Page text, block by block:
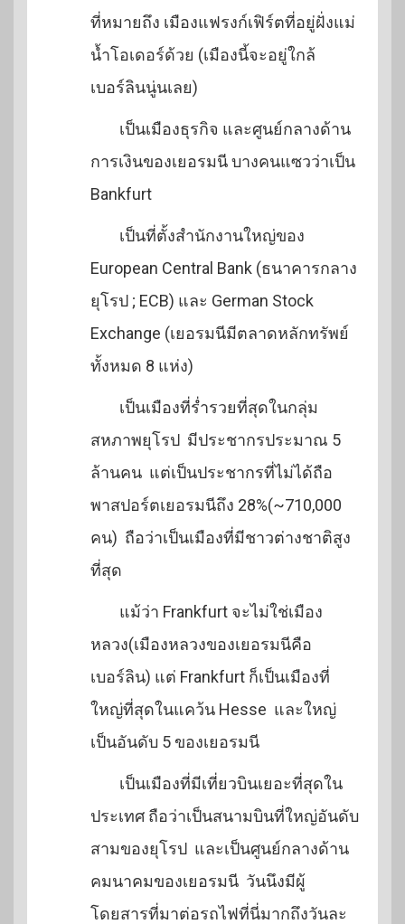
ที่หมายถึง เมืองแฟรงก์เฟิร์ตที่อยู่ฝั่งแม่
น้ำโอเดอร์ด้วย (เมืองนี้จะอยู่ใกล้
เบอร์ลินนู่นเลย)
เป็นเมืองธุรกิจ และศูนย์กลางด้าน
การเงินของเยอรมนี บางคนแซวว่าเป็น
Bankfurt
เป็นที่ตั้งสำนักงานใหญ่ของ
European Central Bank (ธนาคารกลาง
ยุโรป ; ECB) และ German Stock
Exchange (เยอรมนีมีตลาดหลักทรัพย์
ทั้งหมด 8 แห่ง)
เป็นเมืองที่ร่ำรวยที่สุดในกลุ่ม
สหภาพยุโรป มีประชากรประมาณ 5
ล้านคน แต่เป็นประชากรที่ไม่ได้ถือ
พาสปอร์ตเยอรมนีถึง 28%(~710,000
คน) ถือว่าเป็นเมืองที่มีชาวต่างชาติสูง
ที่สุด
แม้ว่า Frankfurt จะไม่ใช่เมือง
หลวง(เมืองหลวงของเยอรมนีคือ
เบอร์ลิน) แต่ Frankfurt ก็เป็นเมืองที่
ใหญ่ที่สุดในแคว้น Hesse และใหญ่
เป็นอันดับ 5 ของเยอรมนี
เป็นเมืองที่มีเที่ยวบินเยอะที่สุดใน
ประเทศ ถือว่าเป็นสนามบินที่ใหญ่อันดับ
สามของยุโรป และเป็นศูนย์กลางด้าน
คมนาคมของเยอรมนี วันนึงมีผู้
โดยสารที่มาต่อรถไฟที่นี่มากถึงวันละ